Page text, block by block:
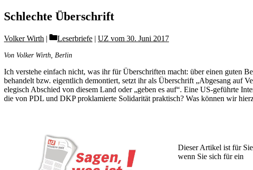
Schlechte Überschrift
Volker Wirth Categories
Leserbriefe | UZ vom 30. Juni 2017
Von Volker Wirth, Berlin
Ich verstehe einfach nicht, was ihr für Überschriften macht: über einen guten
behandelt bzw. eigentlich demontiert, setzt ihr als Überschrift „Abgesang auf
elegisch Abschied von diesem Land oder „geben es auf“. Eine US-geführte
die von PDL und DKP proklamierte Solidarität praktisch? Was können wir
Dieser Artikel ist für
wenn Sie sich für ein